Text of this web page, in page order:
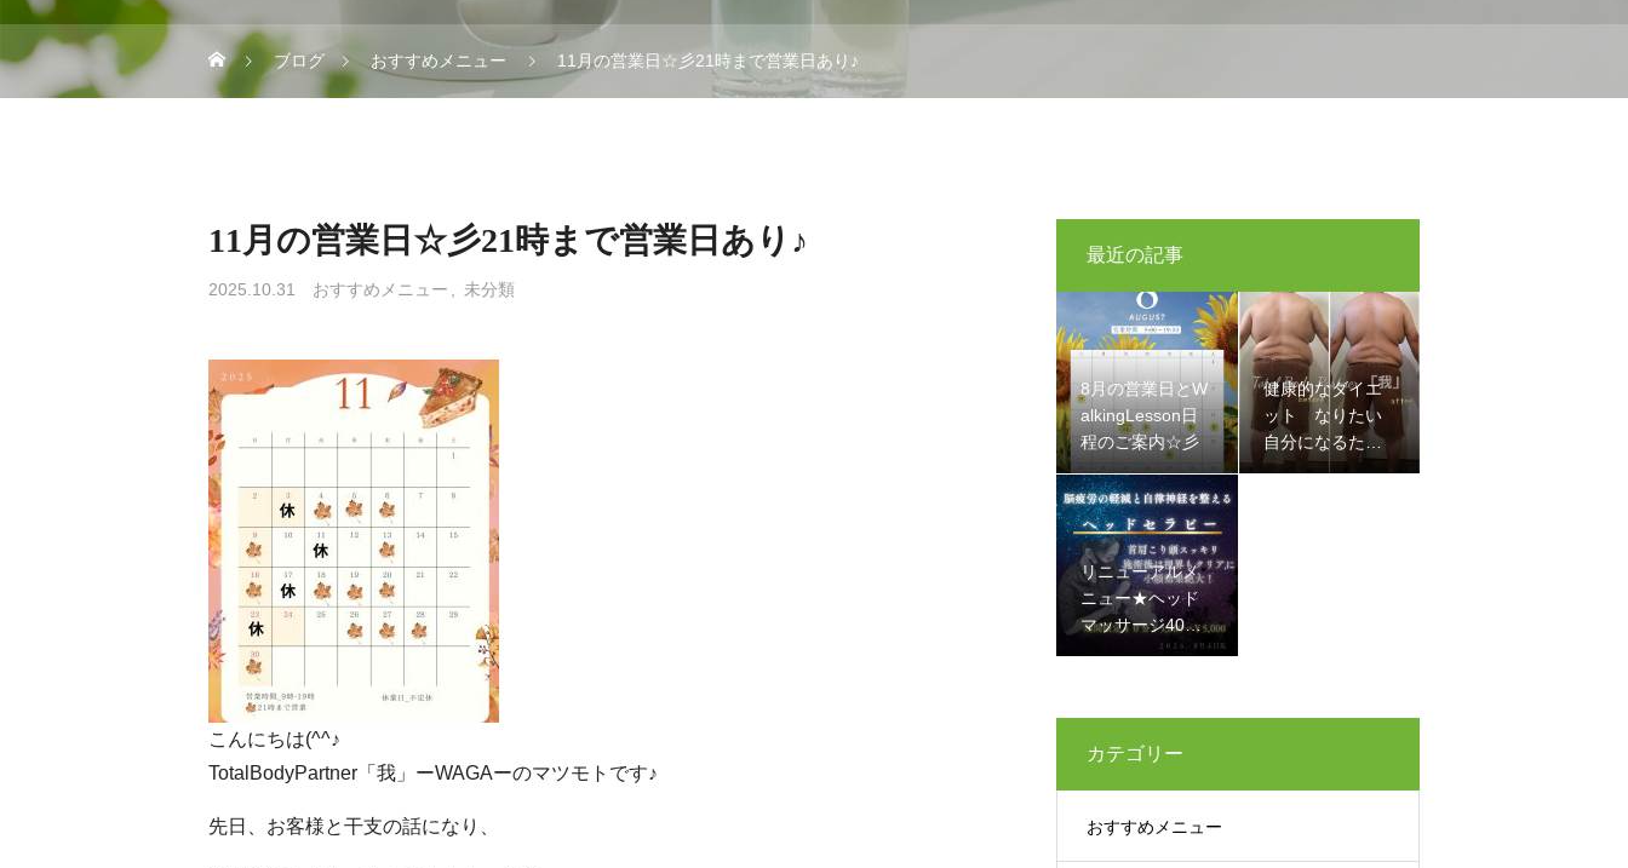
ブログ おすすめメニュー 11月の営業日☆彡21時まで営業日あり♪
11月の営業日☆彡21時まで営業日あり♪
2025.10.31 おすすめメニュー 未分類
こんにちは(^^♪
TotalBodyPartner「我」ーWAGAーのマツモトです♪
先日、お客様と干支の話になり、
最近の記事
8月の営業日とW
alkingLesson日
程のご案内☆彡
健康的なダイエ
ット なりたい
自分になるため
に メタボ改善
リニューアルメ
ニュー★ヘッド
マッサージ40
分 5800円→50
カテゴリー
おすすめメニュー